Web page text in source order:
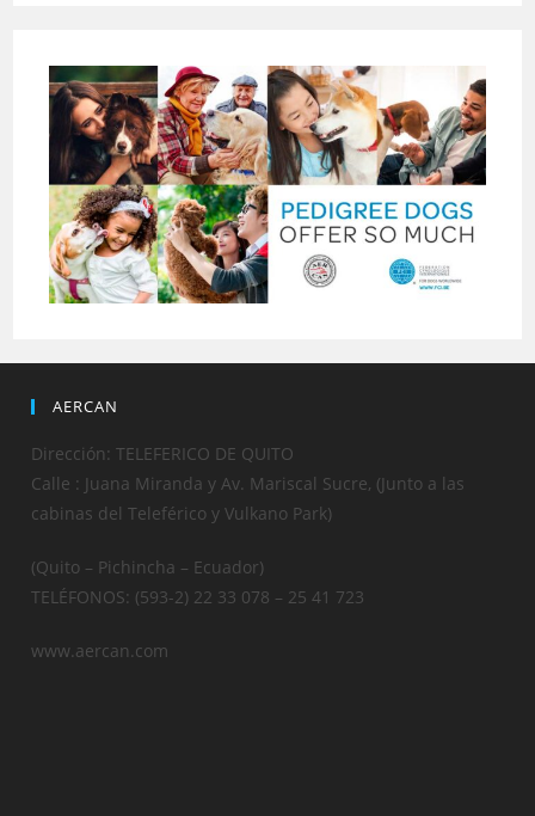
AERCAN
Dirección: TELEFERICO DE QUITO
Calle : Juana Miranda y Av. Mariscal Sucre, (Junto a las
cabinas del Teleférico y Vulkano Park)
(Quito – Pichincha – Ecuador)
TELÉFONOS: (593-2) 22 33 078 – 25 41 723
www.aercan.com